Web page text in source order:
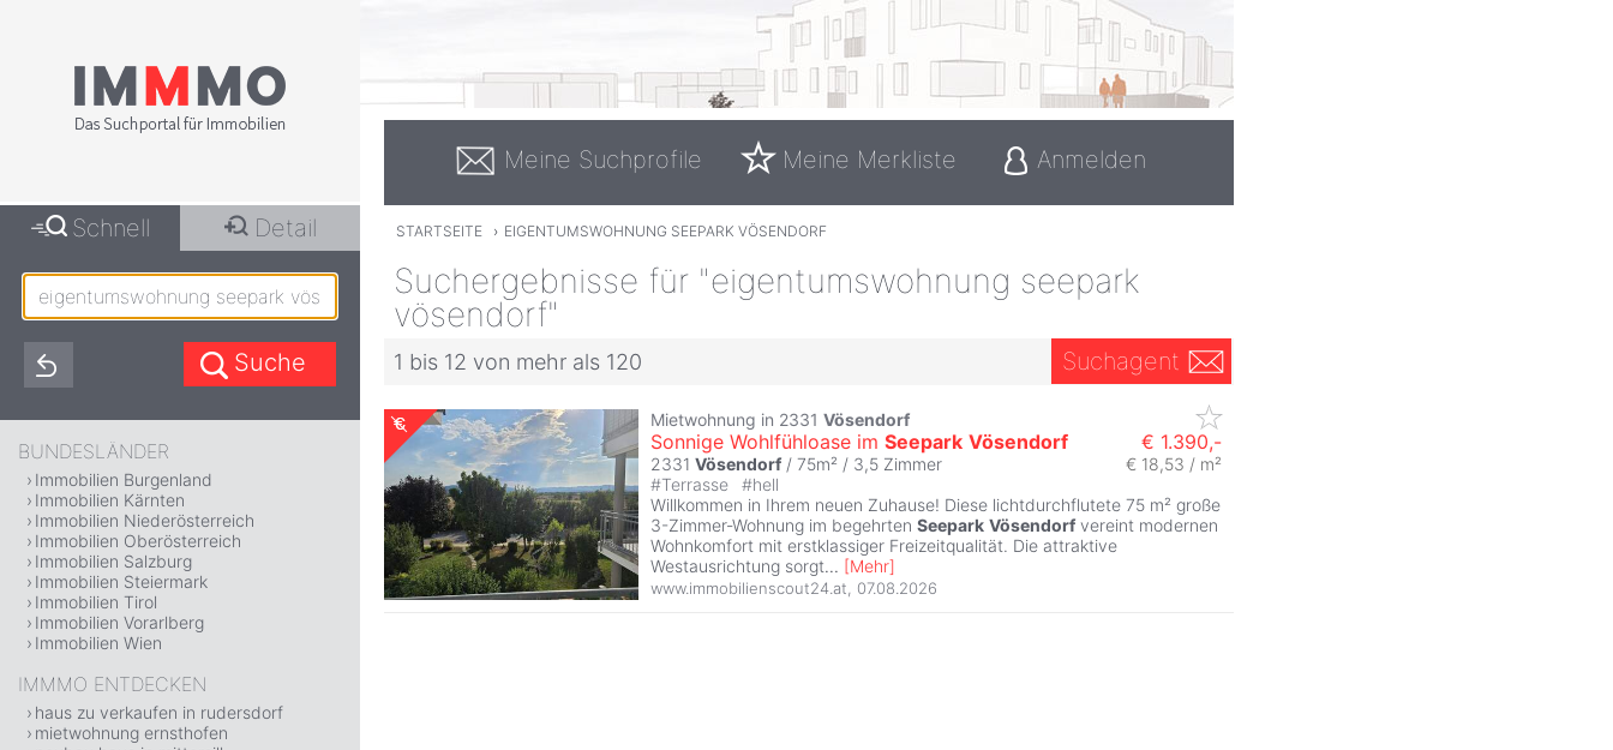
Meine Suchprofile Meine Merkliste Anmelden
STARTSEITE › EIGENTUMSWOHNUNG SEEPARK VÖSENDORF
Suchergebnisse für "eigentumswohnung seepark
vösendorf"
1 bis 12 von mehr als 120 Suchagent
Mietwohnung in 2331 Vösendorf
Sonnige Wohlfühloase im Seepark Vösendorf € 1.390,-
2331 Vösendorf / 75m² / 3,5 Zimmer
€ 18,53 / m²
#Terrasse #hell
Willkommen in Ihrem neuen Zuhause! Diese lichtdurchflutete 75 m² große
3-Zimmer-Wohnung im begehrten Seepark Vösendorf vereint modernen
Wohnkomfort mit erstklassiger Freizeitqualität. Die attraktive
Westausrichtung sorgt... [Mehr]
www.immobilienscout24.at 07.08.2026
Schnell Detail
BUNDESLÄNDER
Immobilien Burgenland
Immobilien Kärnten
Immobilien Niederösterreich
Immobilien Oberösterreich
Immobilien Salzburg
Immobilien Steiermark
Immobilien Tirol
Immobilien Vorarlberg
Immobilien Wien
IMMMO ENTDECKEN
haus zu verkaufen in rudersdorf
mietwohnung ernsthofen